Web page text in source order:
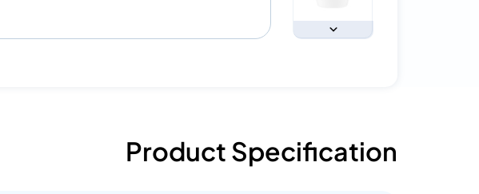
Product Specification